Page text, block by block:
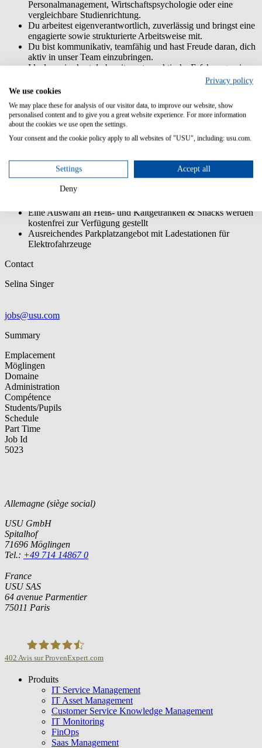
Personalmanagement, Wirtschaftspsychologie oder eine
vergleichbare Studienrichtung.
Du arbeitest eigenverantwortlich, zuverlässig und bringst eine
engagierte sowie strukturierte Arbeitsweise mit.
Du bist kommunikativ, teamfähig und hast Freude daran, dich
aktiv in unser Team einzubringen.
Idealerweise hast du bereits erste praktische Erfahrungen im
Du bist flexibel und kannst uns mit 15 bis 20 Stunden pro
Unsere Benefits:
Individuelle Weiterbildung im Weiterbildungsprogramm U
Buddyprogramm und individueller Einarbeitungsplan für
neue Mitarbeitende sowie eine Einführungsveranstaltung
Flexible Arbeitszeiten und hybrides Arbeiten möglich
30 Tage Urlaub jährlich
Eine Auswahl an Heiß- und Kaltgetränken & Snacks werden
kostenfrei zur Verfügung gestellt
Ausreichendes Parkplatzangebot mit Ladestationen für
Elektrofahrzeuge
Contact
Selina Singer
jobs@usu.com
Summary
Emplacement
Möglingen
Domaine
Administration
Compétence
Students/Pupils
Schedule
Part Time
Job Id
5023
Allemagne (siège social)
USU GmbH
Spitalhof
71696 Möglingen
Tel.: +49 714 14867 0
France
USU SAS
64 avenue Parmentier
75011 Paris
USU GmbH
402 Avis sur ProvenExpert.com
Produits
IT Service Management
IT Asset Management
Customer Service Knowledge Management
IT Monitoring
FinOps
Saas Management
Privacy policy
We use cookies
We may place these for analysis of our visitor data, to improve our website, show
personalised content and to give you a great website experience. For more information
about the cookies we use open the settings.
Your consent and the cookie policy apply to all websites of "USU", including: usu.com.
Settings Accept all
Deny